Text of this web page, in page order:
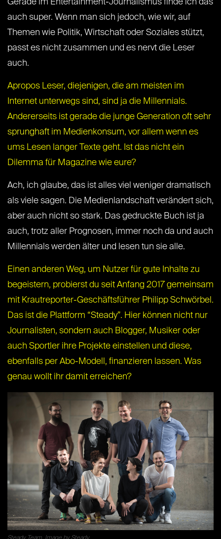
Gerade im Entertainment-Journalismus finde ich das
auch super. Wenn man sich jedoch, wie wir, auf
Themen wie Politik, Wirtschaft oder Soziales stützt,
passt es nicht zusammen und es nervt die Leser
auch.
Apropos Leser, diejenigen, die am meisten im
Internet unterwegs sind, sind ja die Millennials.
Andererseits ist gerade die junge Generation oft sehr
sprunghaft im Medienkonsum, vor allem wenn es
ums Lesen langer Texte geht. Ist das nicht ein
Dilemma für Magazine wie eure?
Ach, ich glaube, das ist alles viel weniger dramatisch
als viele sagen. Die Medienlandschaft verändert sich,
aber auch nicht so stark. Das gedruckte Buch ist ja
auch, trotz aller Prognosen, immer noch da und auch
Millennials werden älter und lesen tun sie alle.
Einen anderen Weg, um Nutzer für gute Inhalte zu
begeistern, probierst du seit Anfang 2017 gemeinsam
mit Krautreporter-Geschäftsführer Philipp Schwörbel .
Das ist die Plattform “Steady”. Hier können nicht nur
Journalisten, sondern auch Blogger, Musiker oder
auch Sportler ihre Projekte einstellen und diese,
ebenfalls per Abo-Modell, finanzieren lassen. Was
genau wollt ihr damit erreichen?